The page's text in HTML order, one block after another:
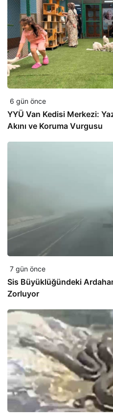
6 gün önce
YYÜ Van Kedisi Merkezi:
Akını ve Koruma Vurgusu
7 gün önce
Sis Büyüklüğündeki
Zorluyor